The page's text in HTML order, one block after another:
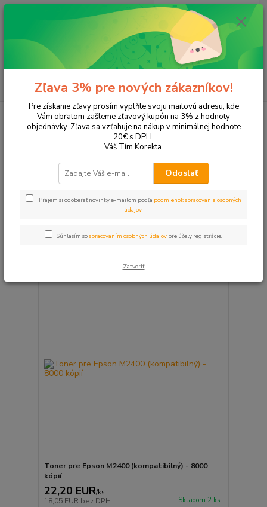
Hľadať
ks
za 0,00 EUR
Tonery a náplne do tlačiarní EPSON Aculaser M2300DTN
Aculaser M2300DTN
Upresniť parametre
Najdrahšie
Zobrazujem 1-2 z 2
Toner pre Epson M2400 (kompatibilný) - 8000
kópií
22,20 EUR/ks
18,05 EUR bez DPH Skladom 2 ks
Zľava 3% pre nových zákazníkov!
Pre získanie zľavy prosím vyplňte svoju mailovú adresu, kde
Vám obratom zašleme zľavový kupón na 3% z hodnoty
objednávky. Zľava sa vzťahuje na nákup v minimálnej hodnote
20€ s DPH.
Váš Tím Korekta.
Odoslať
Prajem si odoberať novinky e-mailom podľa podmienok spracovania osobných
údajov.
Súhlasím sospracovaním osobných údajov pre účely registrácie.
Zatvoriť